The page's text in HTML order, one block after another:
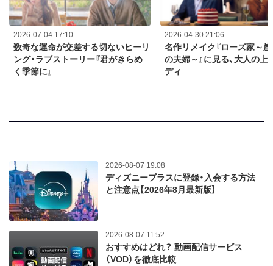
2026-07-04 17:10
数奇な運命が交差する切ないヒーリ
ング・ラブストーリー『君がきらめ
く季節に』
2026-04-30 21:06
名作リメイク『ローズ家～
の夫婦～』に見る、大人の上
ディ
2026-08-07 19:08
ディズニープラスに登録・入会する方法
と注意点【2026年8月最新版】
2026-08-07 11:52
おすすめはどれ？ 動画配信サービス
（VOD）を徹底比較